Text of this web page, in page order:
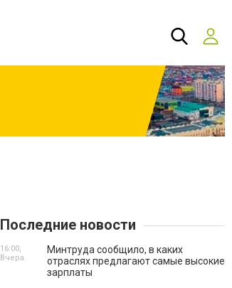
Последние новости
Минтруда сообщило, в каких
отраслях предлагают самые высокие
зарплаты
16:00,
Вчера